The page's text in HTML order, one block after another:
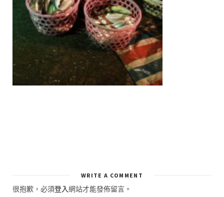
WRITE A COMMENT
很抱歉，必須登入網站才能發佈留言。